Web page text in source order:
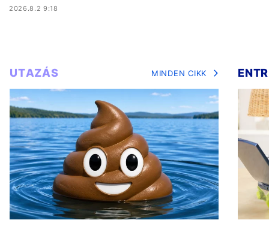
2026.8.2 9:18
UTAZÁS MINDEN CIKK ENTR